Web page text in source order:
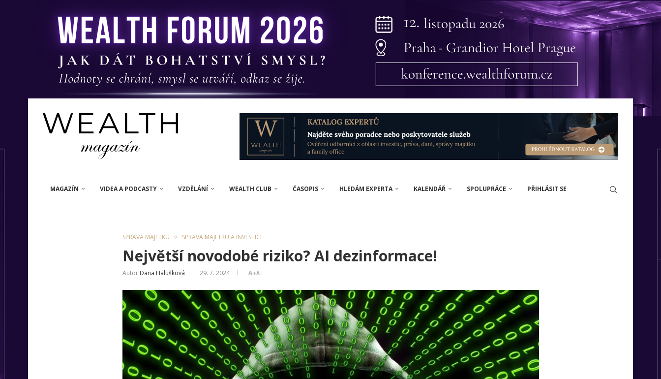
MAGAZÍN VIDEA A PODCASTY VZDĚLÁNÍ WEALTH CLUB ČASOPIS HLEDÁM EXPERTA KALENDÁŘ SPOLUPRÁCE PŘIHLÁSIT SE
SPRÁVA MAJETKU SPRÁVA MAJETKU A INVESTICE
Největší novodobé riziko? AI dezinformace!
Autor Dana Halušková 29. 7. 2024 A+A-